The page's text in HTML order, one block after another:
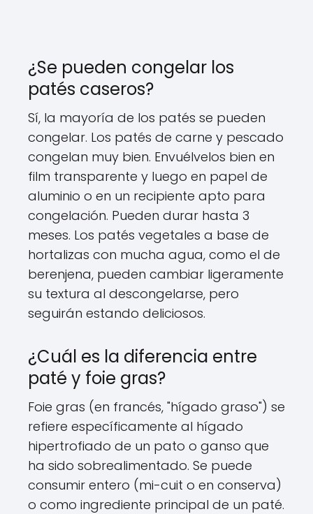
¿Se pueden congelar los
patés caseros?
Sí, la mayoría de los patés se pueden
congelar. Los patés de carne y pescado
congelan muy bien. Envuélvelos bien en
film transparente y luego en papel de
aluminio o en un recipiente apto para
congelación. Pueden durar hasta 3
meses. Los patés vegetales a base de
hortalizas con mucha agua, como el de
berenjena, pueden cambiar ligeramente
su textura al descongelarse, pero
seguirán estando deliciosos.
¿Cuál es la diferencia entre
paté y foie gras?
Foie gras (en francés, "hígado graso") se
refiere específicamente al hígado
hipertrofiado de un pato o ganso que
ha sido sobrealimentado. Se puede
consumir entero (mi-cuit o en conserva)
o como ingrediente principal de un paté.